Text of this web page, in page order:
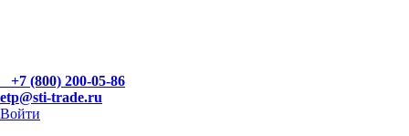
+7 (800) 200-05-86
etp@sti-trade.ru
Войти